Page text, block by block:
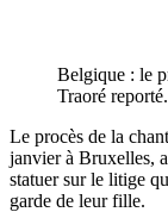
Belgique : le
Traoré
Le procès de la
janvier à Bruxelles,
statuer sur le litige
garde de leur fille.